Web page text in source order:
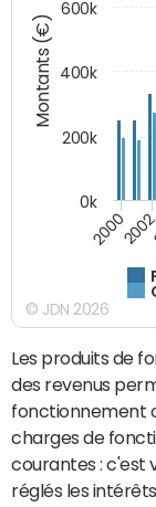
Montants (€)
2000
0k
200k
400k
600k
© JDN 2026
Les produits de
des revenus
fonctionnement
charges de
courantes : c'est
réglés les